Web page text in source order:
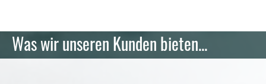
Was wir unseren Kunden bieten...